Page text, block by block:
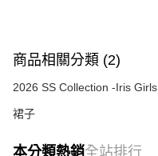
商品相關分類 (2)
2026 SS Collection -Iris Girls
裙子
本分類熱銷全站排行